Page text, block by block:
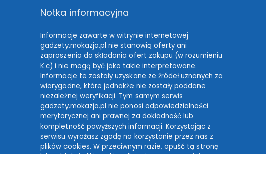
Notka informacyjna
Informacje zawarte w witrynie internetowej
gadzety.mokazja.pl nie stanowią oferty ani
zaproszenia do składania ofert zakupu (w rozumieniu
K.c) i nie mogą być jako takie interpretowane.
Informacje te zostały uzyskane ze źródeł uznanych za
wiarygodne, które jednakże nie zostały poddane
niezależnej weryfikacji. Tym samym serwis
gadzety.mokazja.pl nie ponosi odpowiedzialności
merytorycznej ani prawnej za dokładność lub
kompletność powyższych informacji. Korzystając z
serwisu wyrażasz zgodę na korzystanie przez nas z
plików cookies. W przeciwnym razie, opuść tą stronę
lub zablokuj pliki cookies dla tej strony w swojej